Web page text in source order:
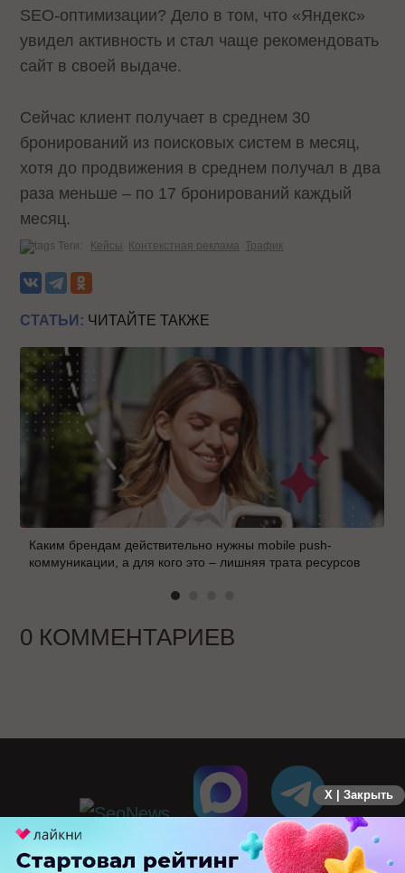
SEO-оптимизации? Дело в том, что «Яндекс»
увидел активность и стал чаще рекомендовать
сайт в своей выдаче.
Сейчас клиент получает в среднем 30
бронирований из поисковых систем в месяц,
хотя до продвижения в среднем получал в два
раза меньше – по 17 бронирований каждый
месяц.
Теги: Кейсы Контекстная реклама Трафик
СТАТЬИ: ЧИТАЙТЕ ТАКЖЕ
Каким брендам действительно нужны mobile push-
коммуникации, а для кого это – лишняя трата ресурсов
0 КОММЕНТАРИЕВ
X | Закрыть
ПЕРЕЙТИ НА ПОЛНУЮ ВЕРСИЮ